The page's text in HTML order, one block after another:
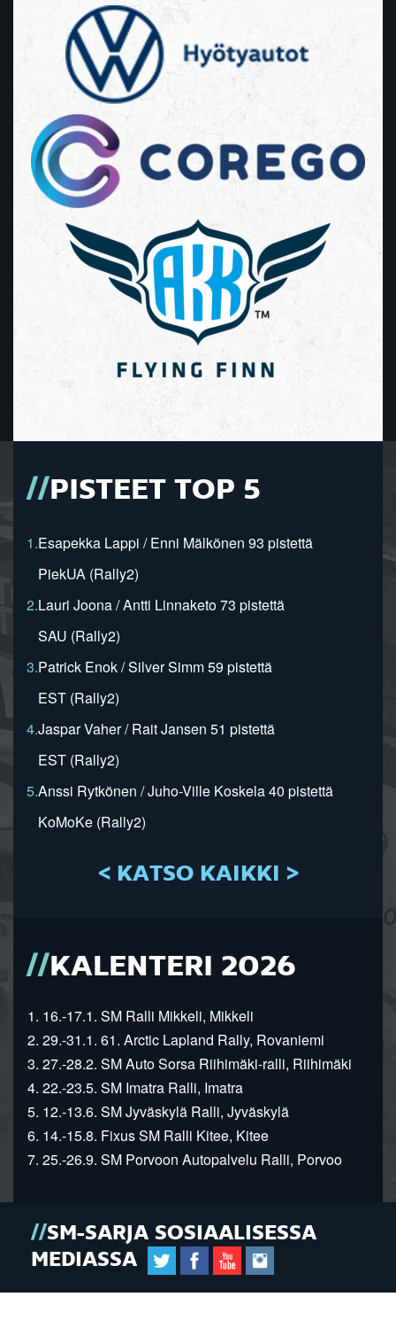
PISTEET TOP 5
1.Esapekka Lappi / Enni Mälkönen 93 pistettä
PiekUA (Rally2)
2.Lauri Joona / Antti Linnaketo 73 pistettä
SAU (Rally2)
3.Patrick Enok / Silver Simm 59 pistettä
EST (Rally2)
4.Jaspar Vaher / Rait Jansen 51 pistettä
EST (Rally2)
5.Anssi Rytkönen / Juho-Ville Koskela 40 pistettä
KoMoKe (Rally2)
< KATSO KAIKKI >
KALENTERI 2026
1. 16.-17.1. SM Ralli Mikkeli, Mikkeli
2. 29.-31.1. 61. Arctic Lapland Rally, Rovaniemi
3. 27.-28.2. SM Auto Sorsa Riihimäki-ralli, Riihimäki
4. 22.-23.5. SM Imatra Ralli, Imatra
5. 12.-13.6. SM Jyväskylä Ralli, Jyväskylä
6. 14.-15.8. Fixus SM Ralli Kitee, Kitee
7. 25.-26.9. SM Porvoon Autopalvelu Ralli, Porvoo
SM-SARJA SOSIAALISESSA
MEDIASSA